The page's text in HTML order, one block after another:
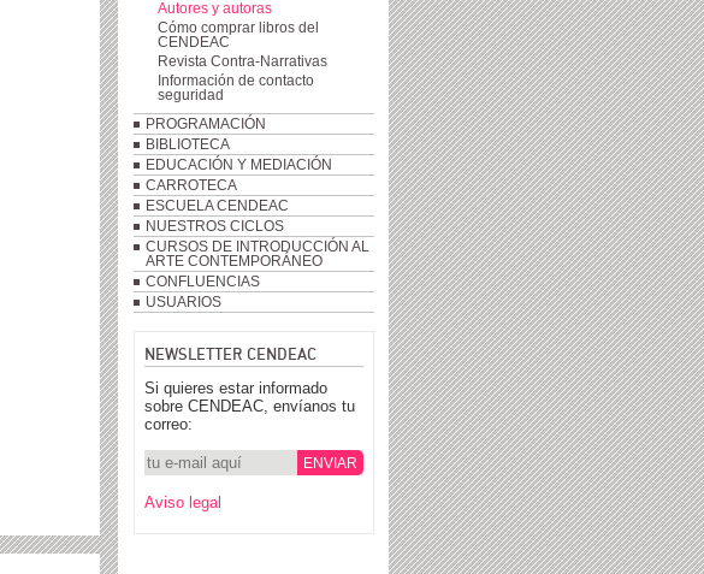
Autores y autoras
Cómo comprar libros del
CENDEAC
Revista Contra-Narrativas
Información de contacto
seguridad
PROGRAMACIÓN
BIBLIOTECA
EDUCACIÓN Y MEDIACIÓN
CARROTECA
ESCUELA CENDEAC
NUESTROS CICLOS
CURSOS DE INTRODUCCIÓN AL
ARTE CONTEMPORÁNEO
CONFLUENCIAS
USUARIOS
NEWSLETTER CENDEAC
Si quieres estar informado
sobre CENDEAC, envíanos tu
correo:
Aviso legal